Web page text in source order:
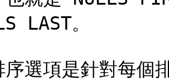
LAST。
選項是針對每個